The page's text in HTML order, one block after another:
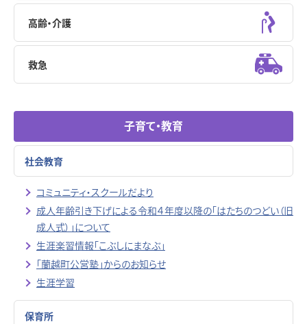
高齢・介護
救急
子育て・教育
社会教育
コミュニティ・スクールだより
成人年齢引き下げによる令和４年度以降の「はたちのつどい（旧
成人式）」について
生涯楽習情報「こぶしにまなぶ」
「蘭越町公営塾」からのお知らせ
生涯学習
保育所